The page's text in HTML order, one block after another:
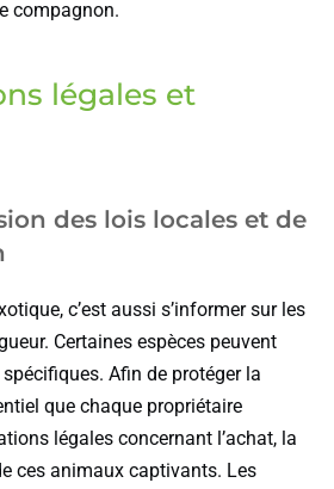
compagnon.
légales et
des lois locales et de
c’est aussi s’informer sur les
Certaines espèces peuvent
Afin de protéger la
que chaque propriétaire
légales concernant l’achat, la
ces animaux captivants. Les